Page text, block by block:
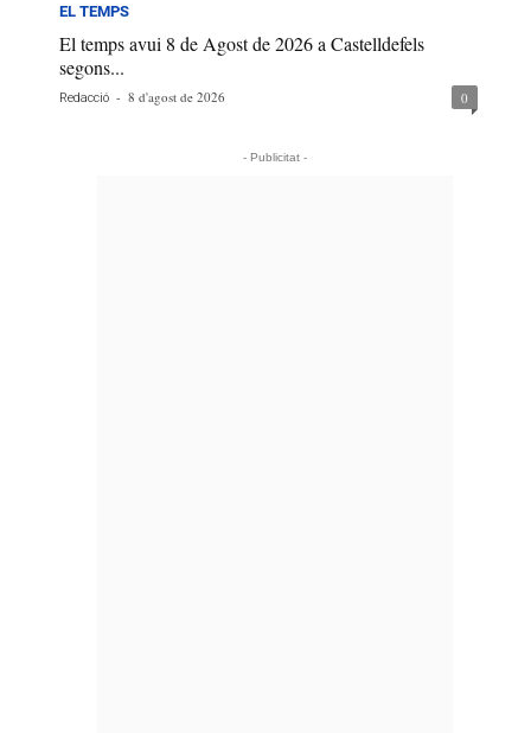
EL TEMPS
El temps avui 8 de Agost de 2026 a Castelldefels
segons...
Redacció - 8 d'agost de 2026 0
- Publicitat -